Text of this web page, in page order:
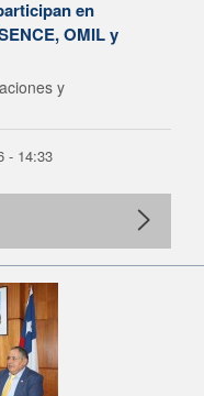
en
OMIL y
y
- 14:33